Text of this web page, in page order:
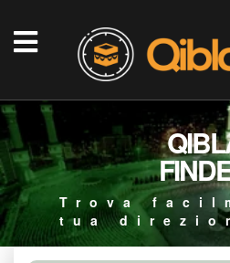
Trova
tua